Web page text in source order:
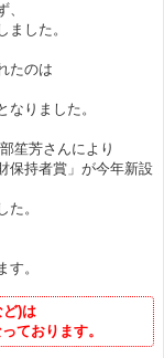
した。
たのは
りました。
笙芳さんにより
保持者賞」が今年新設
。
。
ど)は
ております。